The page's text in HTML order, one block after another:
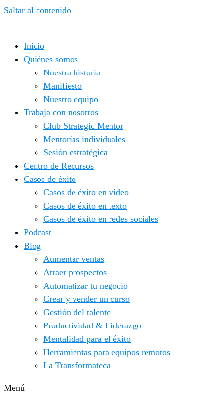
Saltar al contenido
Inicio
Quiénes somos
Nuestra historia
Manifiesto
Nuestro equipo
Trabaja con nosotros
Club Strategic Mentor
Mentorías individuales
Sesión estratégica
Centro de Recursos
Casos de éxito
Casos de éxito en vídeo
Casos de éxito en texto
Casos de éxito en redes sociales
Podcast
Blog
Aumentar ventas
Atraer prospectos
Automatizar tu negocio
Crear y vender un curso
Gestión del talento
Productividad & Liderazgo
Mentalidad para el éxito
Herramientas para equipos remotos
La Transformateca
Menú